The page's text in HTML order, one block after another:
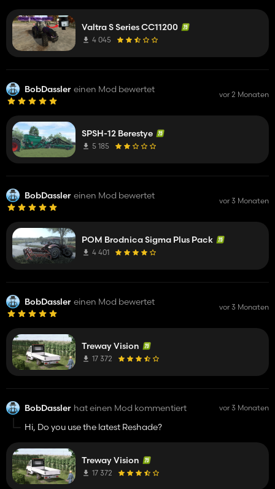
Valtra S Series CC11200
4 045
BobDassler einen Mod bewertet vor 2 Monaten
SPSH-12 Berestye
5 185
BobDassler einen Mod bewertet vor 3 Monaten
POM Brodnica Sigma Plus Pack
4 401
BobDassler einen Mod bewertet vor 3 Monaten
Treway Vision
17 372
BobDassler hat einen Mod kommentiert vor 3 Monaten
Hi, Do you use the latest Reshade?
Treway Vision
17 372